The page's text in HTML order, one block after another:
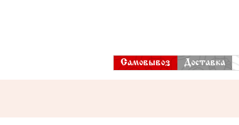
Самовывоз Доставка